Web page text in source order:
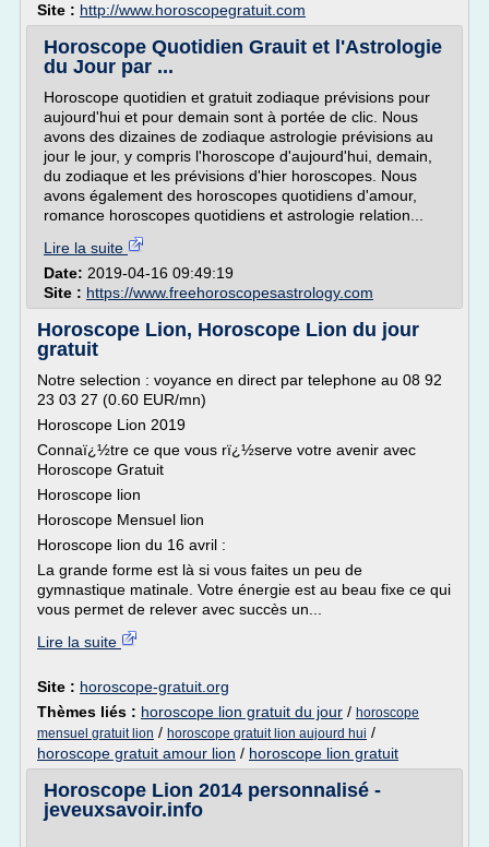
Site : http://www.horoscopegratuit.com
Horoscope Quotidien Grauit et l'Astrologie
du Jour par ...
Horoscope quotidien et gratuit zodiaque prévisions pour
aujourd'hui et pour demain sont à portée de clic. Nous
avons des dizaines de zodiaque astrologie prévisions au
jour le jour, y compris l'horoscope d'aujourd'hui, demain,
du zodiaque et les prévisions d'hier horoscopes. Nous
avons également des horoscopes quotidiens d'amour,
romance horoscopes quotidiens et astrologie relation...
Lire la suite
Date: 2019-04-16 09:49:19
Site : https://www.freehoroscopesastrology.com
Horoscope Lion, Horoscope Lion du jour
gratuit
Notre selection : voyance en direct par telephone au 08 92
23 03 27 (0.60 EUR/mn)
Horoscope Lion 2019
Connaï¿½tre ce que vous rï¿½serve votre avenir avec
Horoscope Gratuit
Horoscope lion
Horoscope Mensuel lion
Horoscope lion du 16 avril :
La grande forme est là si vous faites un peu de
gymnastique matinale. Votre énergie est au beau fixe ce qui
vous permet de relever avec succès un...
Lire la suite
Site : horoscope-gratuit.org
Thèmes liés : horoscope lion gratuit du jour / horoscope
mensuel gratuit lion / horoscope gratuit lion aujourd hui /
horoscope gratuit amour lion / horoscope lion gratuit
Horoscope Lion 2014 personnalisé -
jeveuxsavoir.info